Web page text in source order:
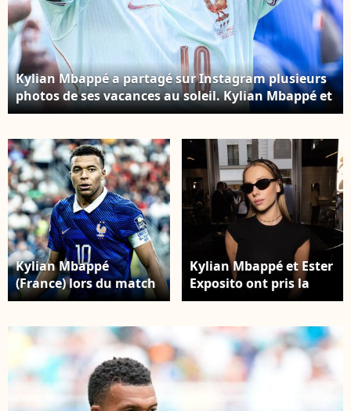
Kylian Mbappé a partagé sur Instagram plusieurs
photos de ses vacances au soleil. Kylian Mbappé et
ses coéquipiers de l'équipe de France saluent leurs
lors du quart de finale de la Coupe du monde de la
FIFA. Photo par SPP / PsnewZ / Bestimage
Kylian Mbappé
(France) lors du match
entre la France et
pour les demi-finales
de la Coupe du monde
de la FIFA 2026, disputé
à l'AT&T Stadium
d'Arlington, au Texas.
Kylian Mbappé et Ester
Exposito ont pris la
pose dans la boutique
Capture d'écran
Instagram